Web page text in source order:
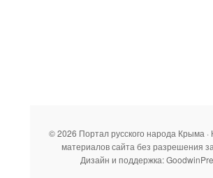
© 2026 Портал русского народа Крыма ·
материалов сайта без разрешения
Дизайн и поддержка: